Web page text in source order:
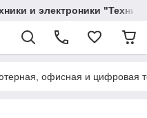
и электроники
офисная и цифровая